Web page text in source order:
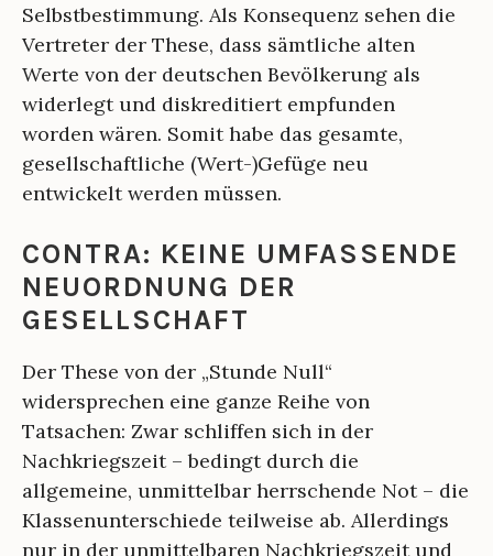
Selbstbestimmung. Als Konsequenz sehen die
Vertreter der These, dass sämtliche alten
Werte von der deutschen Bevölkerung als
widerlegt und diskreditiert empfunden
worden wären. Somit habe das gesamte,
gesellschaftliche (Wert-)Gefüge neu
entwickelt werden müssen.
CONTRA: KEINE UMFASSENDE
NEUORDNUNG DER
GESELLSCHAFT
Der These von der „Stunde Null“
widersprechen eine ganze Reihe von
Tatsachen: Zwar schliffen sich in der
Nachkriegszeit – bedingt durch die
allgemeine, unmittelbar herrschende Not – die
Klassenunterschiede teilweise ab. Allerdings
nur in der unmittelbaren Nachkriegszeit und